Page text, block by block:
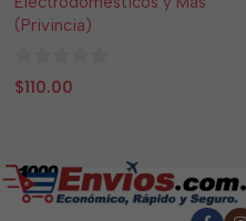
(Privincia)
0
$110.00